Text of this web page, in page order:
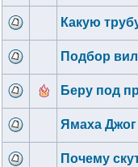
Какую
Подбор
Беру под
Ямаха
Почему